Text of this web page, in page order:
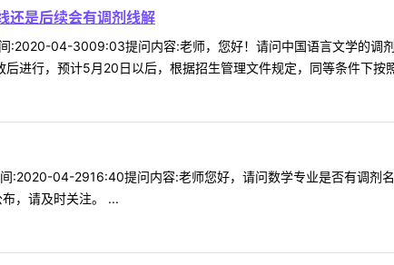
还是后续会有调剂线解
:2020-04-3009:03提问内容:老师，您好！请问中国语言文学的调
进行，预计5月20日以后，根据招生管理文件规定，同等条件下按
:2020-04-2916:40提问内容:老师您好，请问数学专业是否有调剂
，请及时关注。 ...